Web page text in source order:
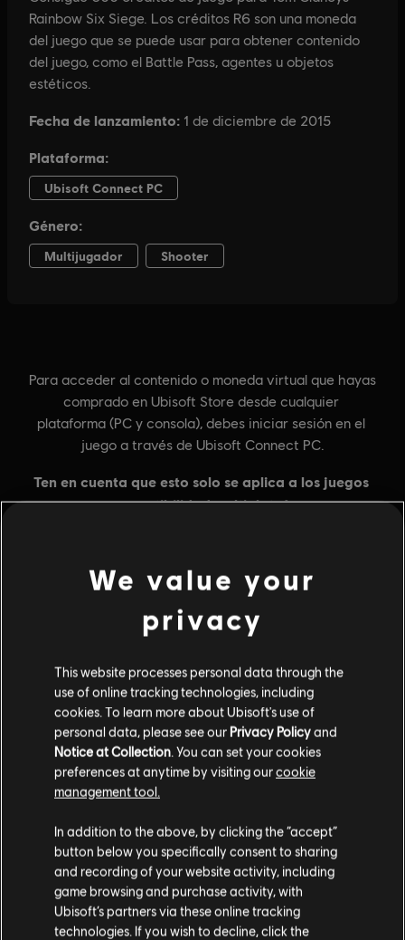
Información general
Desarrollador:Ubisoft
Lanzamiento: 1 de diciembre de 2015
Descripción: Consigue 600 créditos de juego para Tom Clancys
Rainbow Six Siege. Los créditos R6 son una moneda del juego que
se puede usar para obtener contenido del juego, como el Battle
Clasificación por edad :
Sangre, Referencia a drogas, Lenguaje fuerte,
Violencia
Interacción de usuarios, Compras dentro del juego
(Incluye artículos aleatorios)
Plataformas: PC (descargar)
ver más
Contenido adicional
We value your
privacy
This website processes personal data through the
use of online tracking technologies, including
cookies. To learn more about Ubisoft's use of
personal data, please see our Privacy Policyand
Notice at Collection. You can set your cookies
preferences at anytime by visiting ourcookie
management tool.
In addition to the above, by clicking the “accept”
button below you specifically consent to sharing
and recording of your website activity, including
game browsing and purchase activity, with
Ubisoft’s partners via these online tracking
technologies. If you wish to decline, click the